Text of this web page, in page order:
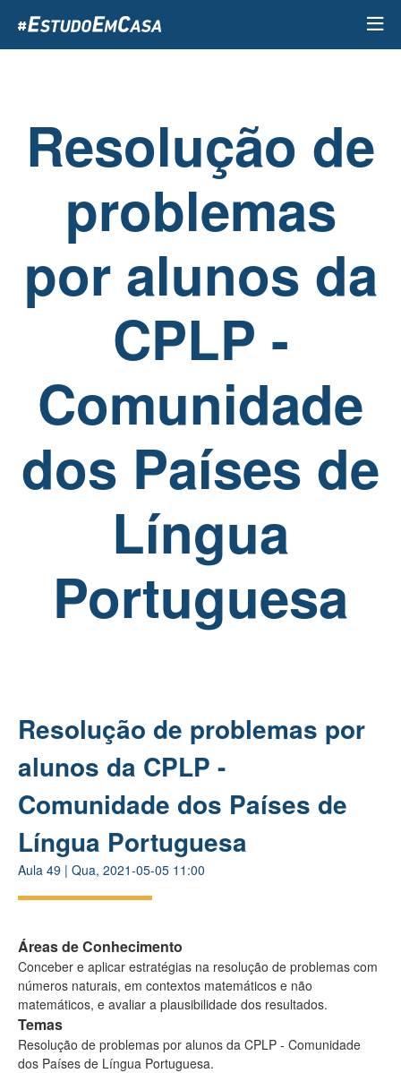
para
o
Resolução de
problemas
por alunos da
CPLP -
Comunidade
dos Países de
Língua
Portuguesa
Resolução de problemas por
alunos da CPLP -
Comunidade dos Países de
Língua Portuguesa
Aula 49 | Qua, 2021-05-05 11:00
Áreas de Conhecimento
Conceber e aplicar estratégias na resolução de problemas com
números naturais, em contextos matemáticos e não
matemáticos, e avaliar a plausibilidade dos resultados.
Temas
Resolução de problemas por alunos da CPLP - Comunidade
dos Países de Língua Portuguesa.